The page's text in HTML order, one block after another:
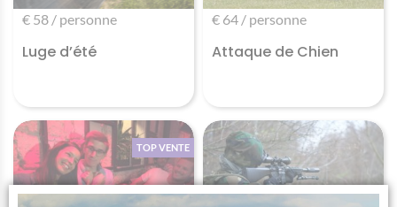
€ 58 / personne
Luge d’été
€ 64 / personne
Attaque de Chien
TOP VENTE